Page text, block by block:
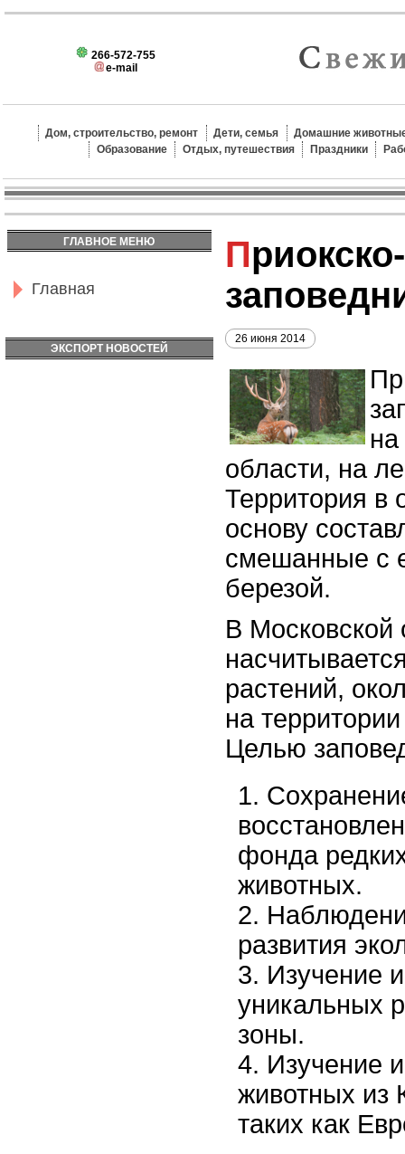
266-572-755
e-mail
Дом, строительство, ремонт Дети, семья
Домашние
Образование
Отдых, путешествия Праздники
ГЛАВНОЕ МЕНЮ
Главная
ЭКСПОРТ НОВОСТЕЙ
Приокско-террасный
26 июня 2014
области, на
Территория в
основу
смешанные с
березой.
В Московской
растений,
на
Целью
фонда
животных.
развития
Изучение
уникальных
зоны.
Изучение
животных из
таких как